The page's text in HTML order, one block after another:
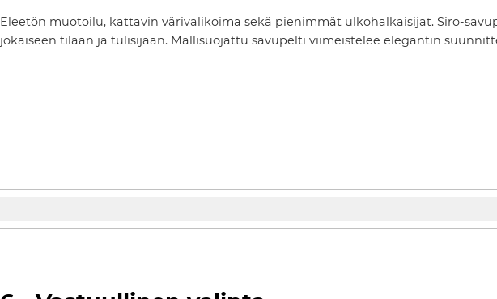
Eleetön muotoilu, kattavin värivalikoima sekä pienimmät ulkohalkaisijat. Siro-
jokaiseen tilaan ja tulisijaan. Mallisuojattu savupelti viimeistelee elegantin